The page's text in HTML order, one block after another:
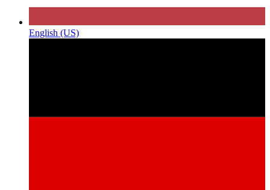
English (US)